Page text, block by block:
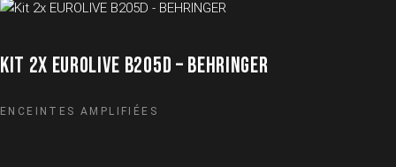
KIT 2X EUROLIVE B205D – BEHRINGER
ENCEINTES AMPLIFIÉES